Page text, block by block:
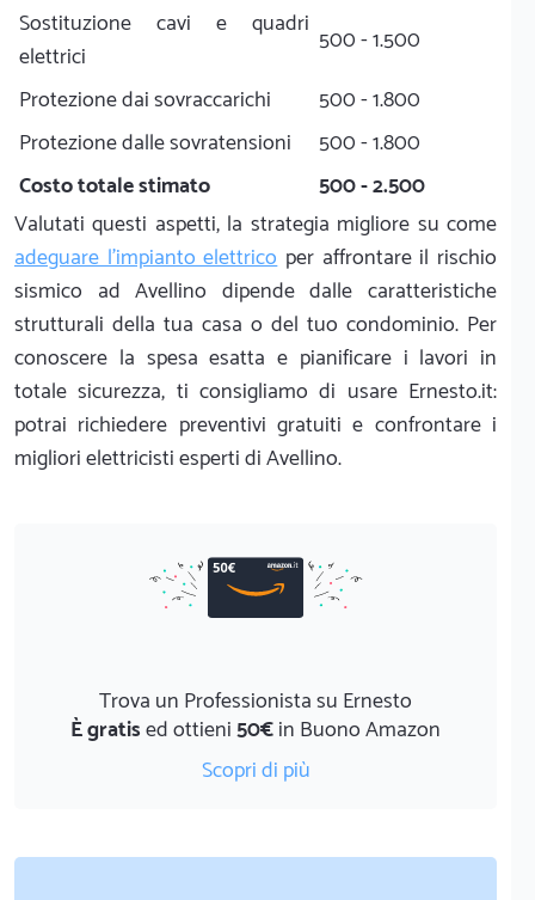
Sostituzione cavi e quadri
elettrici
500 - 1.500
Protezione dai sovraccarichi
500 - 1.800
Protezione dalle sovratensioni
500 - 1.800
Costo totale stimato
500 - 2.500
Valutati questi aspetti, la strategia migliore su come
adeguare l'impianto elettricoper affrontare il rischio
sismico ad Avellino dipende dalle caratteristiche
strutturali della tua casa o del tuo condominio. Per
conoscere la spesa esatta e pianificare i lavori in
totale sicurezza, ti consigliamo di usare Ernesto.it:
potrai richiedere preventivi gratuiti e confrontare i
migliori elettricisti esperti di Avellino.
Trova un Professionista su Ernesto
È gratised ottieni50€in Buono Amazon
Scopri di più